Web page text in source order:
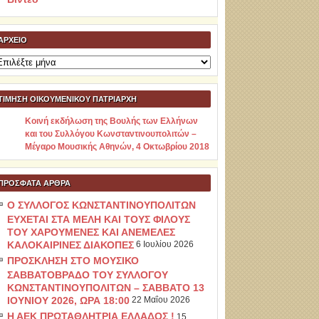
ΟΙΚΟΥΜΕΝΙΚΟΥ ΠΑΤΡΙΑΡΧΗ
Κοινή εκδήλωση της Βουλής των Ελλήνων
και του Συλλόγου Κωνσταντινουπολιτών –
Μέγαρο Μουσικής Αθηνών, 4 Οκτωβρίου 2018
ΆΡΘΡΑ
Ο ΣΥΛΛΟΓΟΣ ΚΩΝΣΤΑΝΤΙΝΟΥΠΟΛΙΤΩΝ
ΕΥΧΕΤΑΙ ΣΤΑ ΜΕΛΗ ΚΑΙ ΤΟΥΣ ΦΙΛΟΥΣ
ΤΟΥ ΧΑΡΟΥΜΕΝΕΣ ΚΑΙ ΑΝΕΜΕΛΕΣ
ΚΑΛΟΚΑΙΡΙΝΕΣ ΔΙΑΚΟΠΕΣ 6 Ιουλίου 2026
ΠΡΟΣΚΛΗΣΗ ΣΤΟ ΜΟΥΣΙΚΟ
ΣΑΒΒΑΤΟΒΡΑΔΟ ΤΟΥ ΣΥΛΛΟΓΟΥ
ΚΩΝΣΤΑΝΤΙΝΟΥΠΟΛΙΤΩΝ – ΣΑΒΒΑΤΟ 13
ΙΟΥΝΙΟΥ 2026, ΩΡΑ 18:00 22 Μαΐου 2026
Η ΑΕΚ ΠΡΩΤΑΘΛΗΤΡΙΑ ΕΛΛΑΔΟΣ !